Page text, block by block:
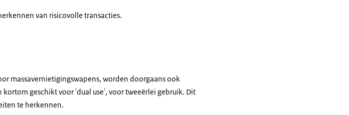
van risicovolle transacties.
massavernietigingswapens, worden doorgaans ook
kortom geschikt voor 'dual use', voor tweeërlei gebruik. Dit
te herkennen.